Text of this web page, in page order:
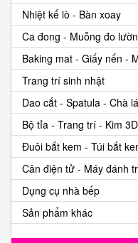
Nhiệt kế lò - Bàn xoay
Ca đong - Muỗng đo
Baking mat - Giấy nến -
Trang trí sinh nhật
Dao cắt - Spatula - Chà
Bộ tỉa - Trang trí - Kim
Đuôi bắt kem - Túi bắt
Cân điện tử - Máy đánh
Dụng cụ nhà bếp
Sản phẩm khác